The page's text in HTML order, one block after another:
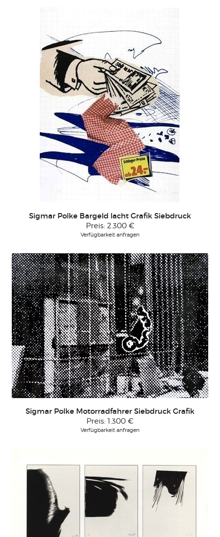
Sigmar Polke Bargeld lacht Grafik Siebdruck
Preis: 2.300 €
Verfügbarkeit anfragen
Sigmar Polke Motorradfahrer Siebdruck Grafik
Preis: 1.300 €
Verfügbarkeit anfragen